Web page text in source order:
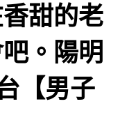
甜的老
。陽明
【男子